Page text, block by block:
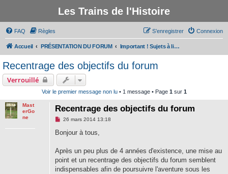
Les Trains de l'Histoire
FAQ Règles Connexion
S’enregistrer
Accueil PRÉSENTATION DU FORUM Important ! Sujets à lire avant de participer au forum
Recentrage des objectifs du forum
Verrouillé
Voir le premier message non lu• 1 message • Page 1sur 1
Mast
erGo
ne
Recentrage des objectifs du forum
M
s
g
n
o
26 mars 2014 13:18
Bonjour à tous,
Après un peu plus de 4 années d'existence, une mise au
point et un recentrage des objectifs du forum semblent
indispensables afin de poursuivre l'aventure sous les